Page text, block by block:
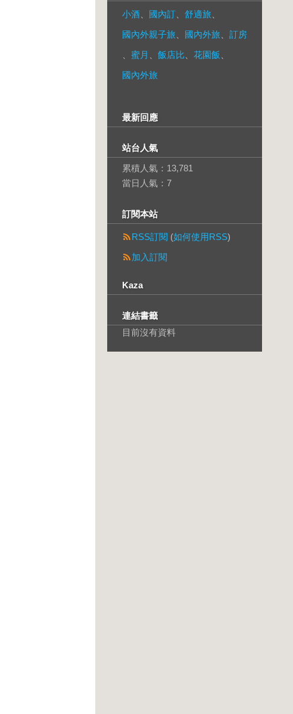
小酒 國內訂 舒適旅
國內外親子旅
國內外旅
訂房
蜜月 飯店比 花園飯
國內外旅
最新回應
站台人氣
累積人氣： 13,781
當日人氣： 7
訂閱本站
RSS訂閱 (如何使用RSS)
加入訂閱
Kaza
連結書籤
目前沒有資料